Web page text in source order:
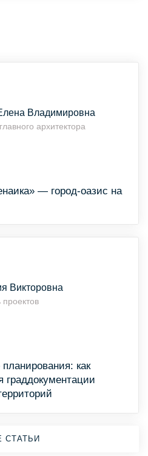
Владимировна
архитектора
— город-оазис на
Викторовна
проектов
как
граддокументации
СТАТЬИ